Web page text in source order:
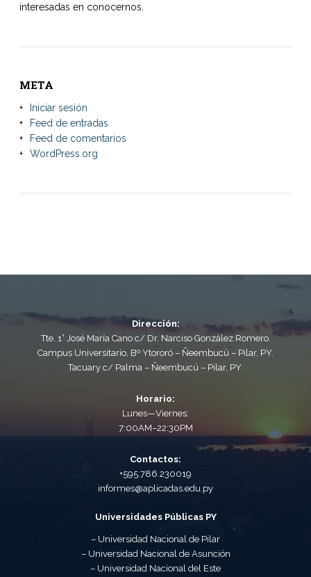
interesadas en conocernos.
META
Iniciar sesión
Feed de entradas
Feed de comentarios
WordPress.org
Dirección:
Tte. 1° José María Cano c/ Dr. Narciso González Romero.
Campus Universitario, Bº Ytororó – Ñeembucú – Pilar, PY.
Tacuary c/ Palma – Ñeembucú – Pilar, PY.
Horario:
Lunes—Viernes:
7:00AM–22:30PM
Contactos:
+595.786.230019
informes@aplicadas.edu.py
Universidades Públicas PY
– Universidad Nacional de Pilar
– Universidad Nacional de Asunción
– Universidad Nacional del Este